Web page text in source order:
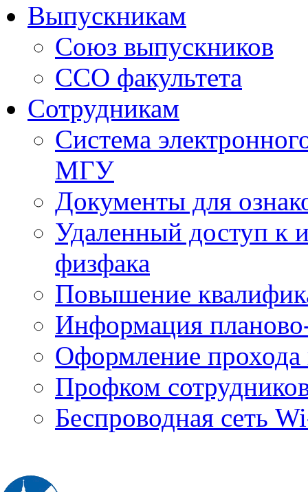
Выпускникам
Союз выпускников
ССО факультета
Сотрудникам
Система
МГУ
Документы для
Удаленный доступ к
физфака
Повышение
Информация
Оформление прохода
Профком
Беспроводная сеть